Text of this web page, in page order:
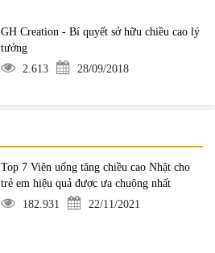
GH Creation - Bí quyết sở hữu chiều cao lý
tưởng
2.613
28/09/2018
Top 7 Viên uống tăng chiều cao Nhật cho
trẻ em hiệu quả được ưa chuộng nhất
182.931
22/11/2021